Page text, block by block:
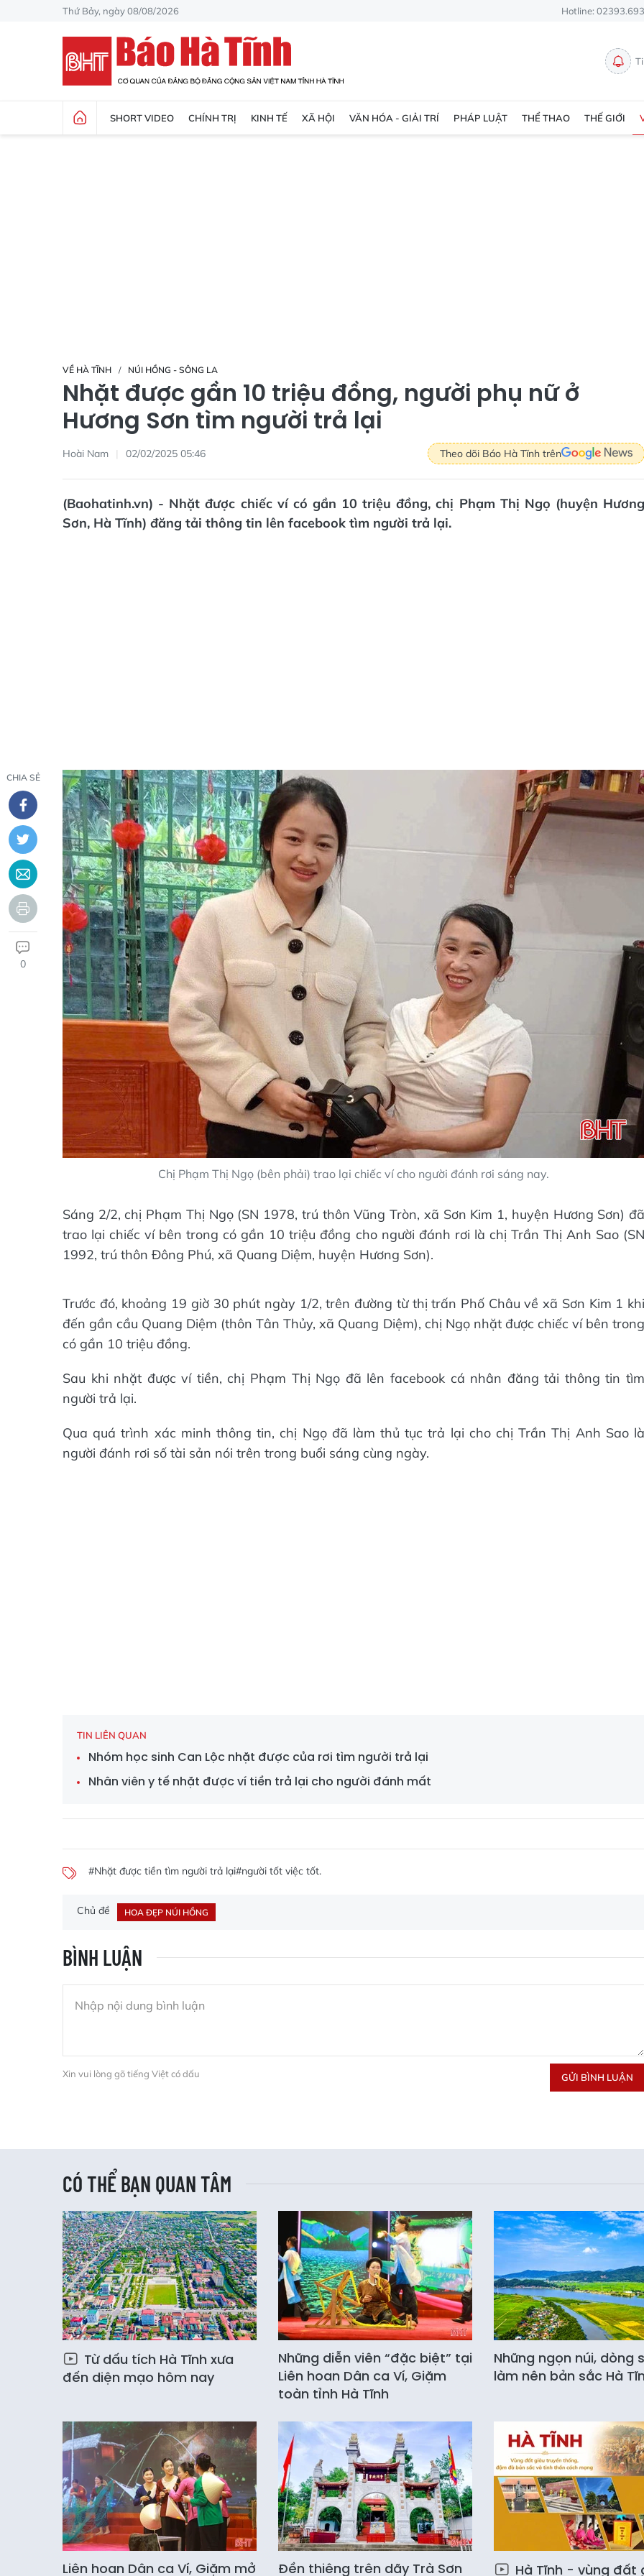
Thứ Bảy, ngày 08/08/2026 Hotline:
SHORT VIDEO CHÍNH TRỊ KINH TẾ XÃ HỘI VĂN HÓA - GIẢI TRÍ PHÁP LUẬT THỂ THAO THẾ GIỚI
VỀ HÀ TĨNH NÚI HỒNG - SÔNG LA
Nhặt được gần 10 triệu đồng, người phụ nữ ở
Hương Sơn tìm người trả lại
Hoài Nam 02/02/2025 05:46 Theo dõi Báo Hà Tĩnh trên
(Baohatinh.vn) - Nhặt được chiếc ví có gần 10 triệu đồng, chị Phạm Thị Ngọ (huyện Hương
Sơn, Hà Tĩnh) đăng tải thông tin lên facebook tìm người trả lại.
CHIA SẺ
0
Chị Phạm Thị Ngọ (bên phải) trao lại chiếc ví cho người đánh rơi sáng nay.
Sáng 2/2, chị Phạm Thị Ngọ (SN 1978, trú thôn Vũng Tròn, xã Sơn Kim 1, huyện Hương Sơn) đã
trao lại chiếc ví bên trong có gần 10 triệu đồng cho người đánh rơi là chị Trần Thị Anh Sao (SN
1992, trú thôn Đông Phú, xã Quang Diệm, huyện Hương Sơn).
Trước đó, khoảng 19 giờ 30 phút ngày 1/2, trên đường từ thị trấn Phố Châu về xã Sơn Kim 1 khi
đến gần cầu Quang Diệm (thôn Tân Thủy, xã Quang Diệm), chị Ngọ nhặt được chiếc ví bên trong
có gần 10 triệu đồng.
Sau khi nhặt được ví tiền, chị Phạm Thị Ngọ đã lên facebook cá nhân đăng tải thông tin tìm
người trả lại.
Qua quá trình xác minh thông tin, chị Ngọ đã làm thủ tục trả lại cho chị Trần Thị Anh Sao là
người đánh rơi số tài sản nói trên trong buổi sáng cùng ngày.
TIN LIÊN QUAN
Nhóm học sinh Can Lộc nhặt được của rơi tìm người trả lại
Nhân viên y tế nhặt được ví tiền trả lại cho người đánh mất
#Nhặt được tiền tìm người trả lại#người tốt việc tốt.
Chủ đề HOA ĐẸP NÚI HỒNG
BÌNH LUẬN
Xin vui lòng gõ tiếng Việt có dấu GỬI BÌNH LUẬN
CÓ THỂ BẠN QUAN TÂM
Từ dấu tích Hà Tĩnh xưa
đến diện mạo hôm nay
Những diễn viên “đặc biệt” tại
Liên hoan Dân ca Ví, Giặm
toàn tỉnh Hà Tĩnh
Những ngọn núi, dòng
làm nên bản sắc Hà
Liên hoan Dân ca Ví, Giặm mở Đền thiêng trên dãy Trà Sơn Hà Tĩnh - vùng đất